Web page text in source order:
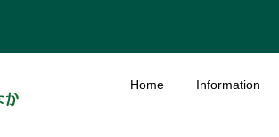
Home Information